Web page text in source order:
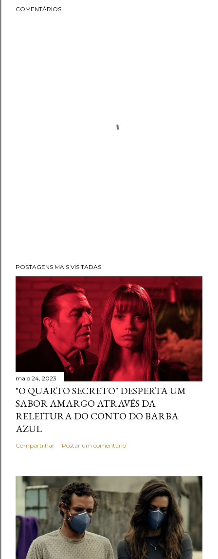
COMENTÁRIOS
POSTAGENS MAIS VISITADAS
maio 24, 2023
"O QUARTO SECRETO" DESPERTA UM
SABOR AMARGO ATRAVÉS DA
RELEITURA DO CONTO DO BARBA
AZUL
Compartilhar Postar um comentário